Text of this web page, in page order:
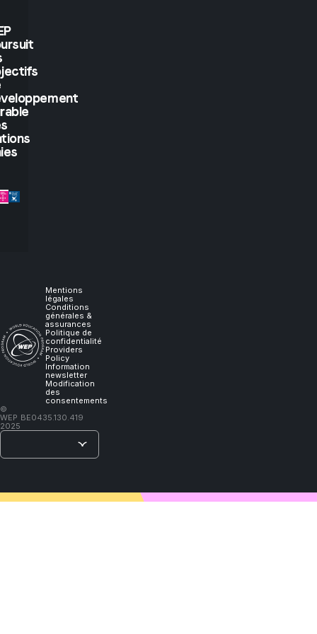
Mentions
légales
Conditions
générales &
assurances
Politique de
confidentialité
Providers
Policy
Information
newsletter
Modification
des
consentements
©
WEP
2025
BE0435.130.419
But
if
you
let
me
will
learn."
Lao